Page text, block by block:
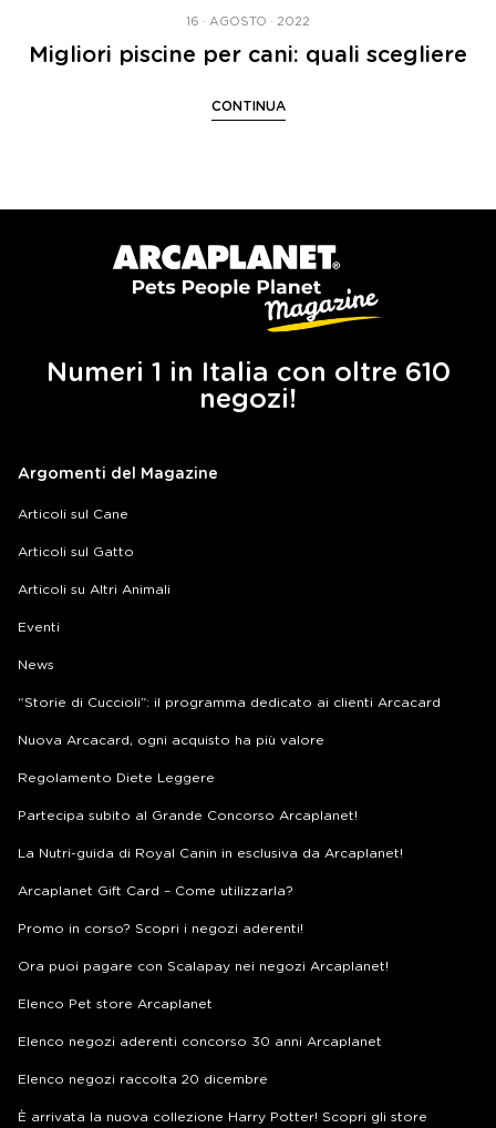
16 · AGOSTO · 2022
Migliori piscine per cani: quali scegliere
CONTINUA
Numeri 1 in Italia con oltre 610
negozi!
Argomenti del Magazine
Articoli sul Cane
Articoli sul Gatto
Articoli su Altri Animali
Eventi
News
“Storie di Cuccioli”: il programma dedicato ai clienti Arcacard
Nuova Arcacard, ogni acquisto ha più valore
Regolamento Diete Leggere
Partecipa subito al Grande Concorso Arcaplanet!
La Nutri-guida di Royal Canin in esclusiva da Arcaplanet!
Arcaplanet Gift Card – Come utilizzarla?
Promo in corso? Scopri i negozi aderenti!
Ora puoi pagare con Scalapay nei negozi Arcaplanet!
Elenco Pet store Arcaplanet
Elenco negozi aderenti concorso 30 anni Arcaplanet
Elenco negozi raccolta 20 dicembre
È arrivata la nuova collezione Harry Potter! Scopri gli store